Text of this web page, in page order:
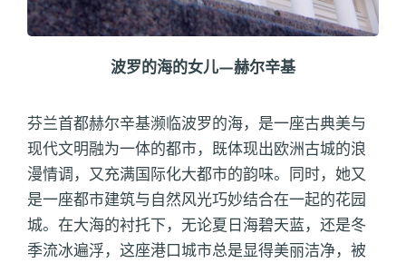
波罗的海的女儿—赫尔辛基
芬兰首都赫尔辛基濒临波罗的海，是一座古典美与
现代文明融为一体的都市，既体现出欧洲古城的浪
漫情调，又充满国际化大都市的韵味。同时，她又
是一座都市建筑与自然风光巧妙结合在一起的花园
城。在大海的衬托下，无论夏日海碧天蓝，还是冬
季流冰遍浮，这座港口城市总是显得美丽洁净，被